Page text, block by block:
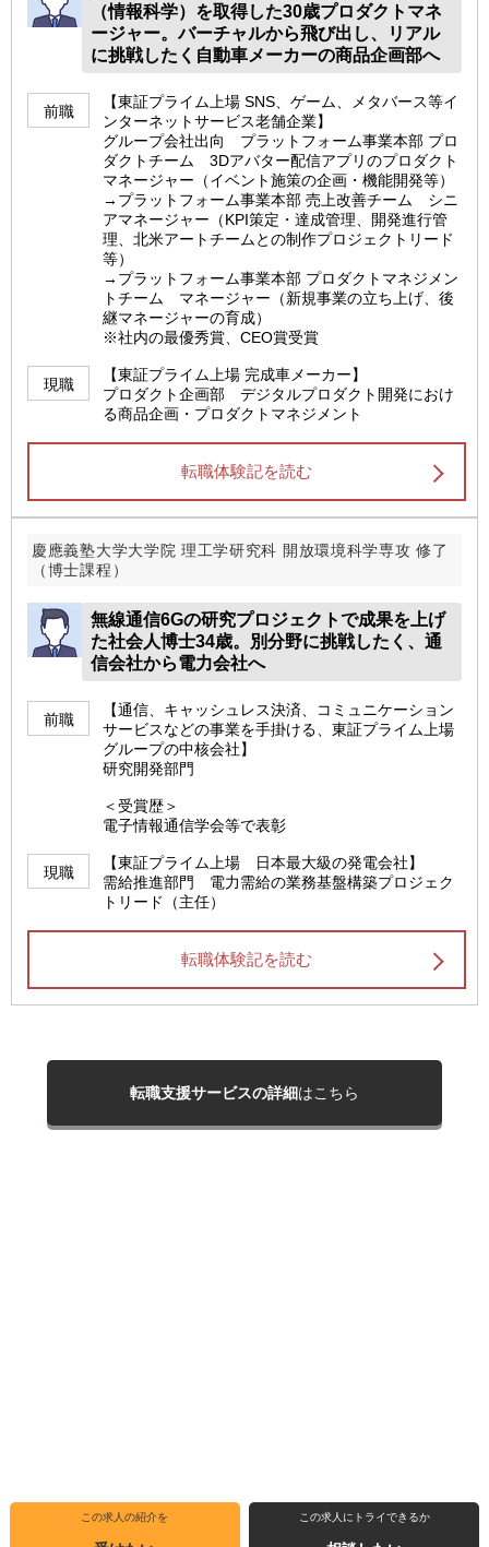
この求人の紹介を この求人にトライできるか
（情報科学）を取得した30歳プロダクトマネ
ージャー。バーチャルから飛び出し、リアル
に挑戦したく自動車メーカーの商品企画部へ
前職
【東証プライム上場 SNS、ゲーム、メタバース等イ
ンターネットサービス老舗企業】
グループ会社出向 プラットフォーム事業本部 プロ
ダクトチーム 3Dアバター配信アプリのプロダクト
マネージャー（イベント施策の企画・機能開発等）
→プラットフォーム事業本部 売上改善チーム シニ
アマネージャー（KPI策定・達成管理、開発進行管
理、北米アートチームとの制作プロジェクトリード
等）
→プラットフォーム事業本部 プロダクトマネジメン
トチーム マネージャー（新規事業の立ち上げ、後
継マネージャーの育成）
※社内の最優秀賞、CEO賞受賞
現職
【東証プライム上場 完成車メーカー】
プロダクト企画部 デジタルプロダクト開発におけ
る商品企画・プロダクトマネジメント
転職体験記を読む
慶應義塾大学大学院 理工学研究科 開放環境科学専攻 修了
（博士課程）
無線通信6Gの研究プロジェクトで成果を上げ
た社会人博士34歳。別分野に挑戦したく、通
信会社から電力会社へ
前職
【通信、キャッシュレス決済、コミュニケーション
サービスなどの事業を手掛ける、東証プライム上場
グループの中核会社】
研究開発部門
＜受賞歴＞
電子情報通信学会等で表彰
現職
【東証プライム上場 日本最大級の発電会社】
需給推進部門 電力需給の業務基盤構築プロジェク
トリード（主任）
転職体験記を読む
転職支援サービスの詳細はこちら